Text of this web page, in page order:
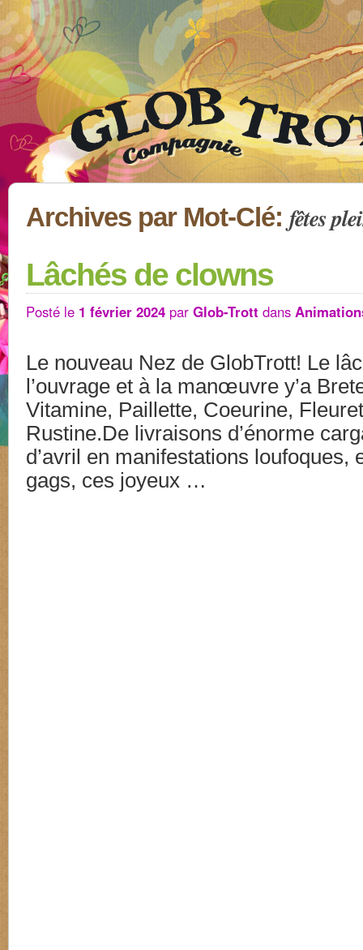
Archives par Mot-Clé: fêtes
Lâchés de clowns
Posté le 1 février 2024 par Glob-Trott dans
Le nouveau Nez de GlobTrott! Le
l’ouvrage et à la manœuvre y’a
Vitamine, Paillette, Coeurine,
Rustine.De livraisons d’énorme
d’avril en manifestations loufoques,
gags, ces joyeux …